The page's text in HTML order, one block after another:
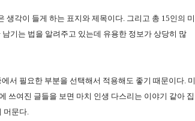
각이 들게 하는 표지와 제목이다. 그리고 총 15인의 미
기는 법을 알려주고 있는데 유용한 정보가 상당히 많
서 필요한 부분을 선택해서 적용해도 좋기 때문이다. 미
쓰여진 글들을 보면 마치 인생 다스리는 이야기 같아 집
머문다.